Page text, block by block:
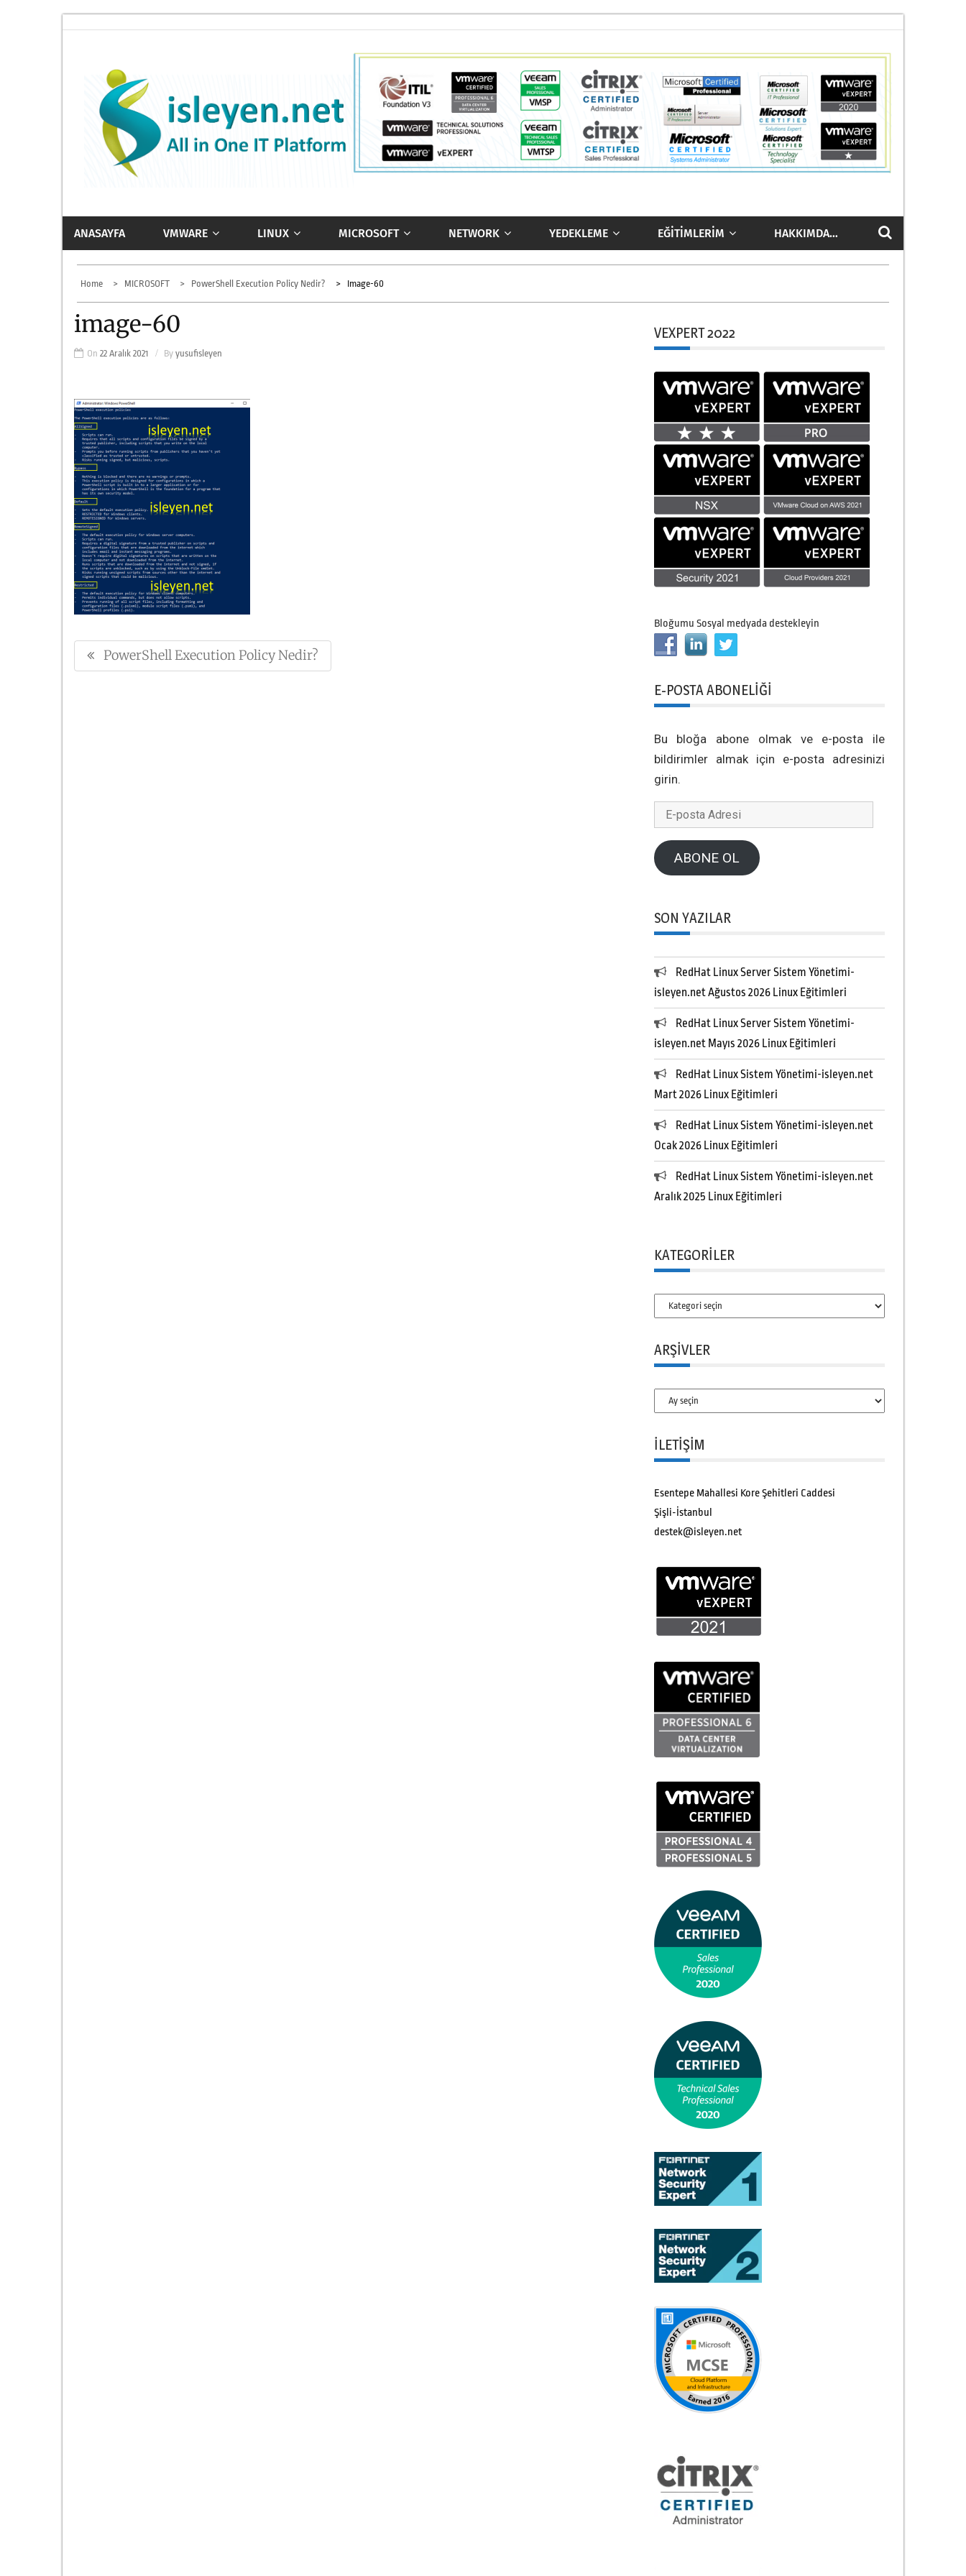
ISLEYEN.NET
All-in-One IT Platform
ANASAYFA VMWARE LINUX MICROSOFT NETWORK YEDEKLEME EĞITIMLERIM HAKKIMDA…
Home MICROSOFT PowerShell Execution Policy Nedir? Image-60
image-60
On 22 Aralık 2021 By yusufisleyen
Yazı
gezinmesi
Previous
Post:
PowerShell Execution Policy Nedir?
VEXPERT 2022
Bloğumu Sosyal medyada destekleyin
E-POSTA ABONELIĞI
Bu bloğa abone olmak ve e-posta ile
bildirimler almak için e-posta adresinizi
girin.
posta
AdresiABONE OL
SON YAZILAR
RedHat Linux Server Sistem Yönetimi-
isleyen.net Ağustos 2026 Linux Eğitimleri
RedHat Linux Server Sistem Yönetimi-
isleyen.net Mayıs 2026 Linux Eğitimleri
RedHat Linux Sistem Yönetimi-isleyen.net
Mart 2026 Linux Eğitimleri
RedHat Linux Sistem Yönetimi-isleyen.net
Ocak 2026 Linux Eğitimleri
RedHat Linux Sistem Yönetimi-isleyen.net
Aralık 2025 Linux Eğitimleri
KATEGORILER
Kategoriler
ARŞIVLER
Arşivler
İLETİŞİM
Esentepe Mahallesi Kore Şehitleri Caddesi
Şişli-İstanbul
destek@isleyen.net